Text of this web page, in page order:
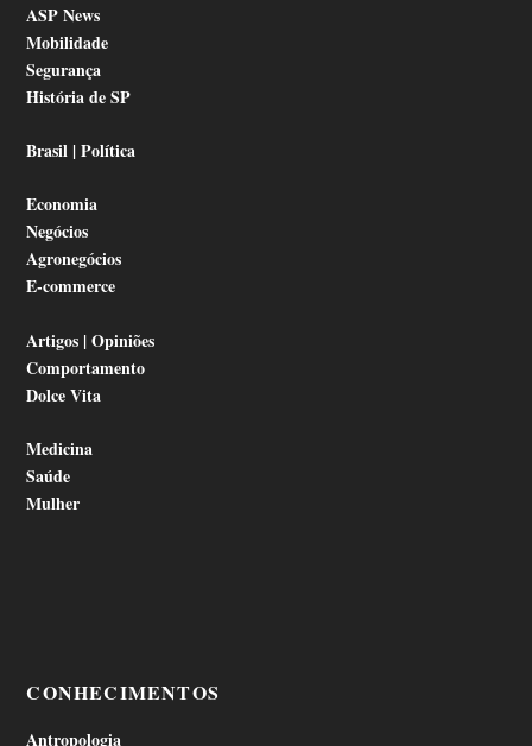
ASP News
Mobilidade
Segurança
História de SP
Brasil | Política
Economia
Negócios
Agronegócios
E-commerce
Artigos | Opiniões
Comportamento
Dolce Vita
Medicina
Saúde
Mulher
CONHECIMENTOS
Antropologia